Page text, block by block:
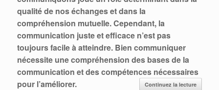
qualité de nos échanges et dans la
compréhension mutuelle. Cependant, la
communication juste et efficace n’est pas
toujours facile à atteindre. Bien communiquer
nécessite une compréhension des bases de la
communication et des compétences nécessaires
pour l’améliorer.
Continuez la lecture